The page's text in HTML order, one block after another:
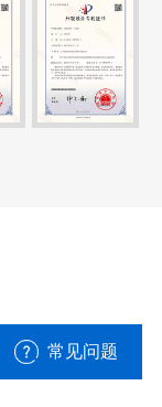
常见问题